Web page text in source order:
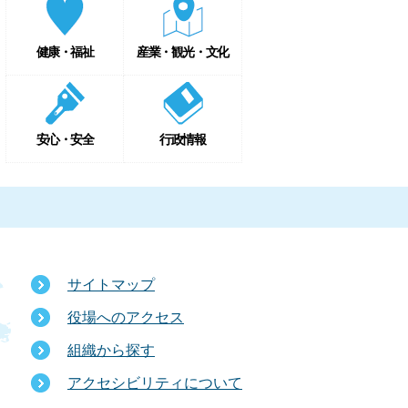
健康・福祉 産業・観光・文化
安心・安全 行政情報
サイトマップ
役場へのアクセス
組織から探す
アクセシビリティについて